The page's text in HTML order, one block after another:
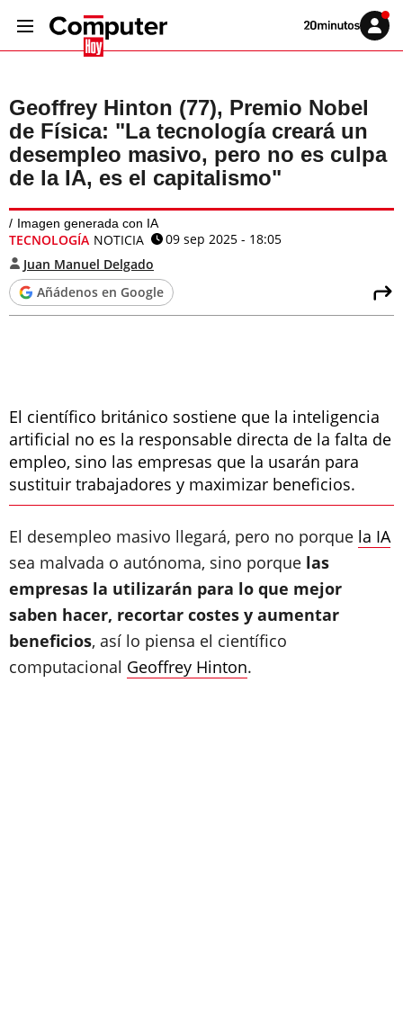
Volver
Iniciar
sesión
Geoffrey Hinton (77), Premio Nobel
de Física: "La tecnología creará un
desempleo masivo, pero no es culpa
de la IA, es el capitalismo"
Imagen generada con IA
TECNOLOGÍA NOTICIA
09 sep 2025 - 18:05
Juan Manuel Delgado
Añádenos en Google
El científico británico sostiene que la inteligencia
artificial no es la responsable directa de la falta de
empleo, sino las empresas que la usarán para
sustituir trabajadores y maximizar beneficios.
El desempleo masivo llegará, pero no porque la IA
sea malvada o autónoma, sino porque las
empresas la utilizarán para lo que mejor
saben hacer, recortar costes y aumentar
beneficios, así lo piensa el científico
computacional Geoffrey Hinton.